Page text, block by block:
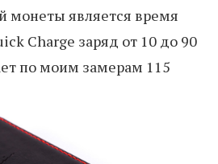
монеты является время
Charge заряд от 10 до 90
по моим замерам 115